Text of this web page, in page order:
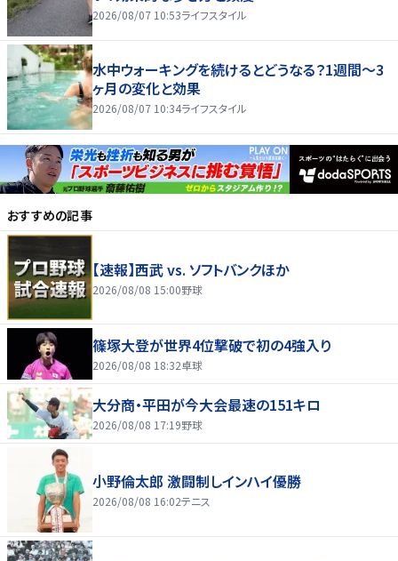
2026/08/07 10:53ライフスタイル
水中ウォーキングを続けるとどうなる？1週間～3
ヶ月の変化と効果
2026/08/07 10:34ライフスタイル
おすすめの記事
【速報】西武 vs. ソフトバンクほか
2026/08/08 15:00野球
篠塚大登が世界4位撃破で初の4強入り
2026/08/08 18:32卓球
大分商・平田が今大会最速の151キロ
2026/08/08 17:19野球
小野倫太郎 激闘制しインハイ優勝
2026/08/08 16:02テニス